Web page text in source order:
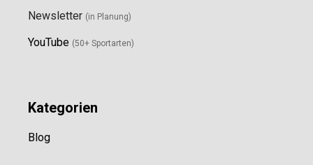
Newsletter (in Planung)
YouTube (50+ Sportarten)
Kategorien
Blog